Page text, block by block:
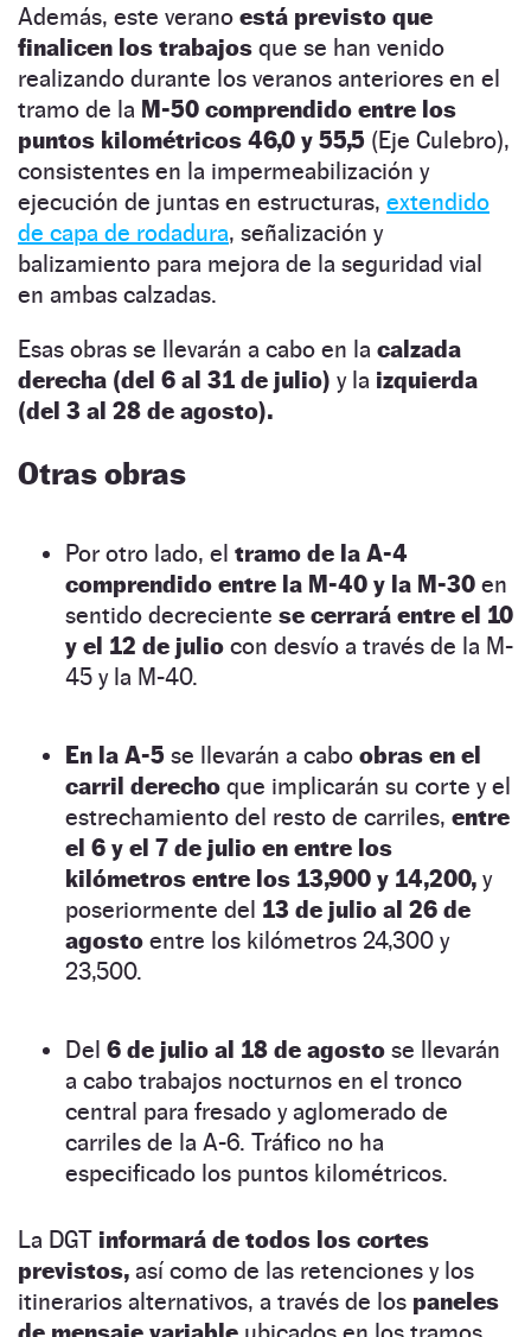
Además, este verano está previsto que
finalicen los trabajos que se han venido
realizando durante los veranos anteriores en el
tramo de la M-50 comprendido entre los
puntos kilométricos 46,0 y 55,5 (Eje Culebro),
consistentes en la impermeabilización y
ejecución de juntas en estructuras, extendido
de capa de rodadura, señalización y
balizamiento para mejora de la seguridad vial
en ambas calzadas.
Esas obras se llevarán a cabo en la calzada
derecha (del 6 al 31 de julio) y la izquierda
(del 3 al 28 de agosto).
Otras obras
Por otro lado, el tramo de la A-4
comprendido entre la M-40 y la M-30 en
sentido decreciente se cerrará entre el 10
y el 12 de julio con desvío a través de la M-
45 y la M-40.
En la A-5 se llevarán a cabo obras en el
carril derecho que implicarán su corte y el
estrechamiento del resto de carriles, entre
el 6 y el 7 de julio en entre los
kilómetros entre los 13,900 y 14,200, y
poseriormente del 13 de julio al 26 de
agosto entre los kilómetros 24,300 y
23,500.
Del 6 de julio al 18 de agosto se llevarán
a cabo trabajos nocturnos en el tronco
central para fresado y aglomerado de
carriles de la A-6. Tráfico no ha
especificado los puntos kilométricos.
La DGT informará de todos los cortes
previstos, así como de las retenciones y los
itinerarios alternativos, a través de los paneles